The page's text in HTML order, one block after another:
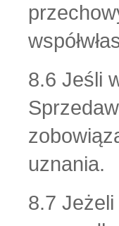
8.6 Jeśli
uznania.
8.7